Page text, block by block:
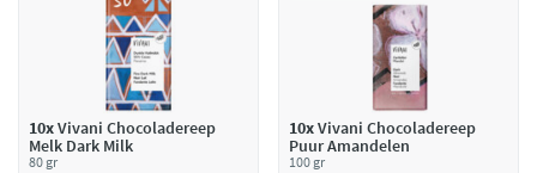
10xVivani Chocoladereep
Melk Dark Milk
80 gr
10xVivani Chocoladereep
Puur Amandelen
100 gr